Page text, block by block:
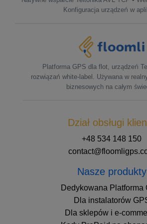
Konfiguracja urządzeń w
Platforma GPS dla flot, urządzeń
rozwiązań white-label. Używana w
biznesowych na całym
Dział obsługi
+48 534 148 150
Nasze produkty
Dedykowana Platforma
Dla instalatorów
Dla sklepów i e-